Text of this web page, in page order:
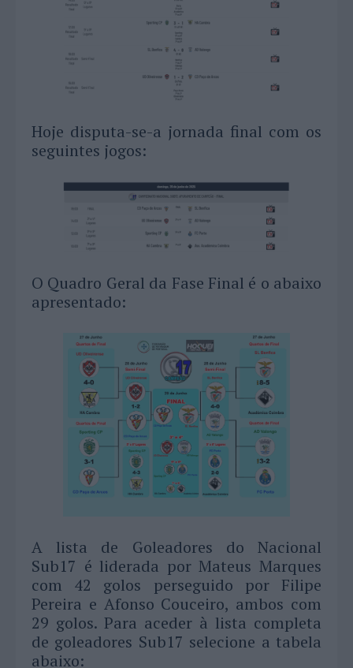
Hoje disputa-se-a jornada final com os
seguintes jogos:
O Quadro Geral da Fase Final é o abaixo
apresentado:
A lista de Goleadores do Nacional
Sub17 é liderada por Mateus Marques
com 42 golos perseguido por Filipe
Pereira e Afonso Couceiro, ambos com
29 golos. Para aceder à lista completa
de goleadores Sub17 selecione a tabela
abaixo: